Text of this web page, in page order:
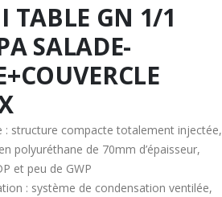
TABLE GN 1/1
SALADE-
: structure compacte totalement injectée,
polyuréthane de 70mm d’épaisseur,
et peu de GWP
: système de condensation ventilée,